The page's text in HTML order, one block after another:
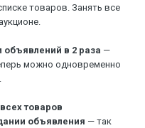
товаров. Занять все
в 2 раза —
можно одновременно
товаров
объявления — так